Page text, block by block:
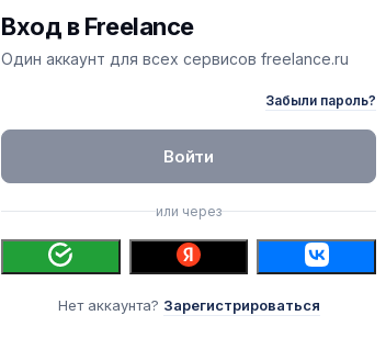
Вход в Freelance
Один аккаунт для всех сервисов freelance.ru
Забыли пароль?
Войти
или через
Нет аккаунта? Зарегистрироваться